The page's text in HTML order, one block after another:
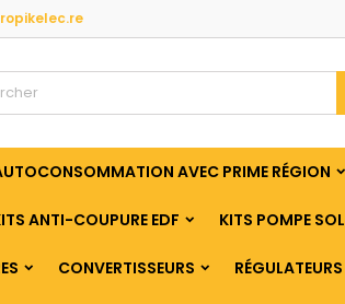
AVEC PRIME RÉGION
ANTI-COUPURE EDF KITS POMPE
CONVERTISSEURS